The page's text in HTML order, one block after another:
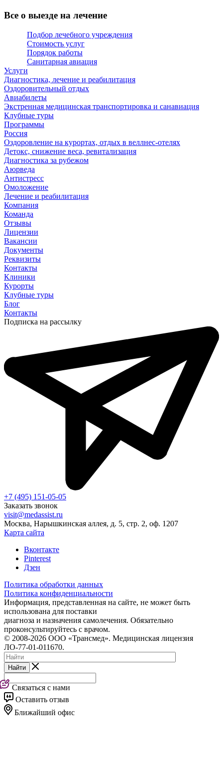
Все о выезде на лечение
Подбор лечебного учреждения
Стоимость услуг
Порядок работы
Санитарная авиация
Услуги
Диагностика, лечение и реабилитация
Оздоровительный отдых
Авиабилеты
Экстренная медицинская транспортировка и санавиация
Клубные туры
Программы
Россия
Оздоровление на курортах, отдых в веллнес-отелях
Детокс, снижение веса, ревитализация
Диагностика за рубежом
Аюрведа
Антистресс
Омоложение
Лечение и реабилитация
Компания
Команда
Отзывы
Лицензии
Вакансии
Документы
Реквизиты
Контакты
Клиники
Курорты
Клубные туры
Блог
Контакты
Подписка на рассылку
+7 (495) 151-05-05
Заказать звонок
visit@medassist.ru
Москва, Нарышкинская аллея, д. 5, стр. 2, оф. 1207
Карта сайта
Вконтакте
Pinterest
Дзен
Политика обработки данных
Политика конфиденциальности
Информация, представленная на сайте, не может быть
использована для поставки
диагноза и назначения самолечения. Обязательно
проконсультируйтесь с врачом.
© 2008-2026 ООО «Трансмед». Медицинская лицензия
ЛО-77-01-011670.
Найти
Связаться с нами
Оставить отзыв
Ближайший офис